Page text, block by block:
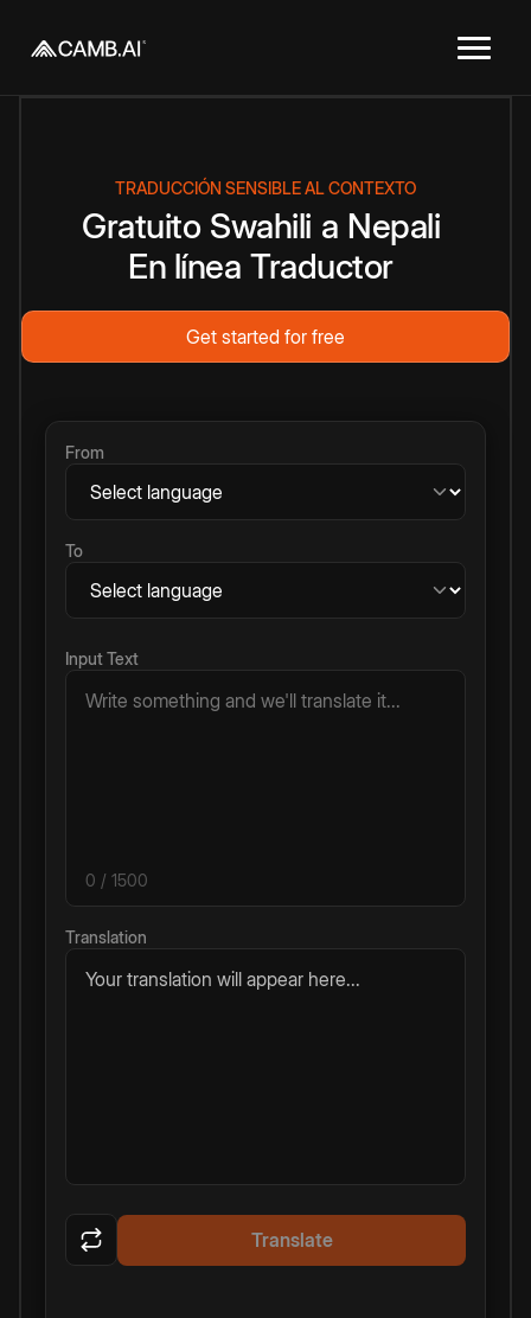
TRADUCCIÓN SENSIBLE AL CONTEXTO
Gratuito Swahili a Nepali
En línea Traductor
Get started for free
From
To
Input Text
0 / 1500
Translation
Your translation will appear here...
Translate